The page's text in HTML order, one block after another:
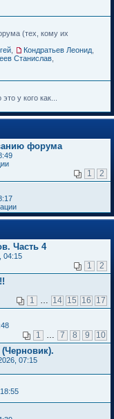
(тех, кому их
Кондратьев Леонид
Станислав
у кого как...
форума
1 2
Часть 4
04:15
1 2
1 … 14 15 16 17
1 … 7 8 9 10
(Черновик).
07:15